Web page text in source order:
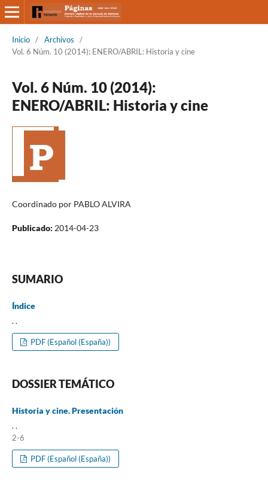
Inicio / Archivos
/
Vol. 6 Núm. 10 (2014): ENERO/ABRIL: Historia y cine
Vol. 6 Núm. 10 (2014):
ENERO/ABRIL: Historia y cine
Coordinado por PABLO ALVIRA
Publicado: 2014-04-23
SUMARIO
Índice
. .
PDF (Español (España))
DOSSIER TEMÁTICO
Historia y cine. Presentación
. .
2-6
PDF (Español (España))